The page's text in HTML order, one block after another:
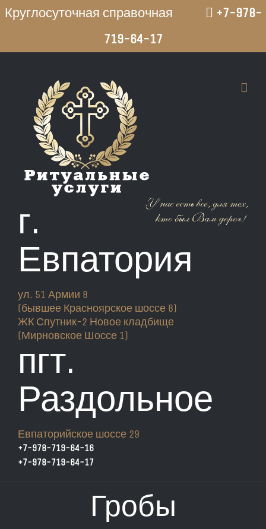
Круглосуточная справочная
+7-978-
719-64-17
содержимому
г.
Евпатория
ул. 51 Армии 8
(бывшее Красноярское шоссе 8)
ЖК Спутник-2 Новое кладбище
(Мирновское Шоссе 1)
пгт.
Раздольное
Евпаторийское шоссе 29
+7-978-719-64-16
+7-978-719-64-17
Гробы